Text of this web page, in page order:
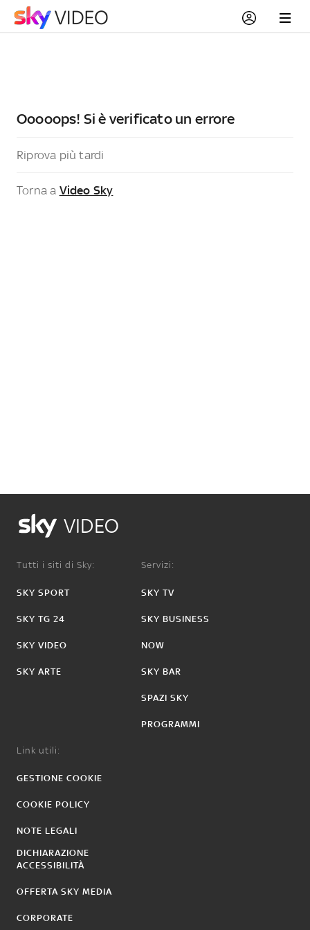
Ooooops! Si è verificato un errore
Riprova più tardi
Torna a Video Sky
VIDEO
Tutti i siti di Sky:
SKY SPORT
SKY TG 24
SKY VIDEO
SKY ARTE
Servizi:
SKY TV
SKY BUSINESS
NOW
SKY BAR
SPAZI SKY
PROGRAMMI
Link utili:
GESTIONE COOKIE
COOKIE POLICY
NOTE LEGALI
DICHIARAZIONE
ACCESSIBILITÀ
OFFERTA SKY MEDIA
CORPORATE